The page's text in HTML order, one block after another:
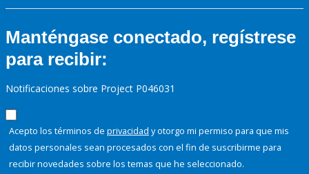
Manténgase conectado, regístrese
para recibir:
Notificaciones sobre Project P046031
Acepto los términos de privacidad y otorgo mi permiso para que mis
datos personales sean procesados con el fin de suscribirme para
recibir novedades sobre los temas que he seleccionado.